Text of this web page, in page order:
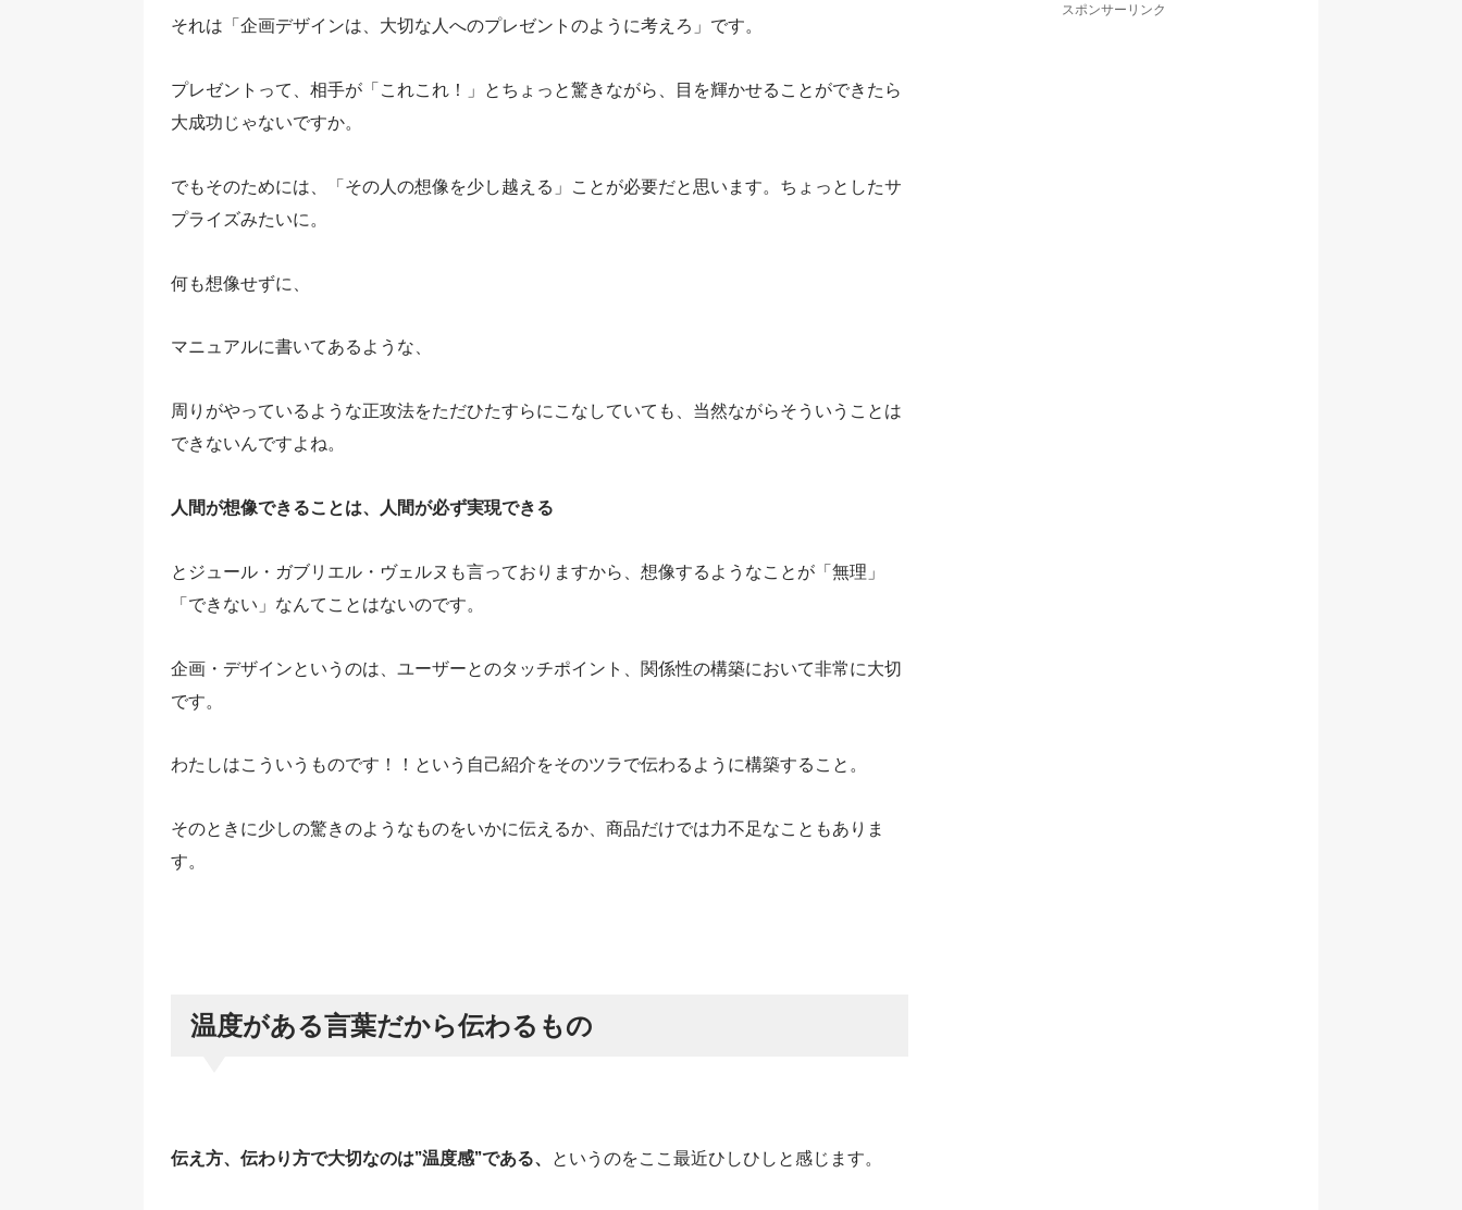
それは「企画デザインは、大切な人へのプレゼントのように考えろ」です。
プレゼントって、相手が「これこれ！」とちょっと驚きながら、目を輝かせることができたら
大成功じゃないですか。
でもそのためには、「その人の想像を少し越える」ことが必要だと思います。ちょっとしたサ
プライズみたいに。
何も想像せずに、
マニュアルに書いてあるような、
周りがやっているような正攻法をただひたすらにこなしていても、当然ながらそういうことは
できないんですよね。
人間が想像できることは、人間が必ず実現できる
とジュール・ガブリエル・ヴェルヌも言っておりますから、想像するようなことが「無理」
「できない」なんてことはないのです。
企画・デザインというのは、ユーザーとのタッチポイント、関係性の構築において非常に大切
です。
わたしはこういうものです！！という自己紹介をそのツラで伝わるように構築すること。
そのときに少しの驚きのようなものをいかに伝えるか、商品だけでは力不足なこともありま
す。
温度がある言葉だから伝わるもの
伝え方、伝わり方で大切なのは”温度感”である、 というのをここ最近ひしひしと感じます。
スポンサーリンク